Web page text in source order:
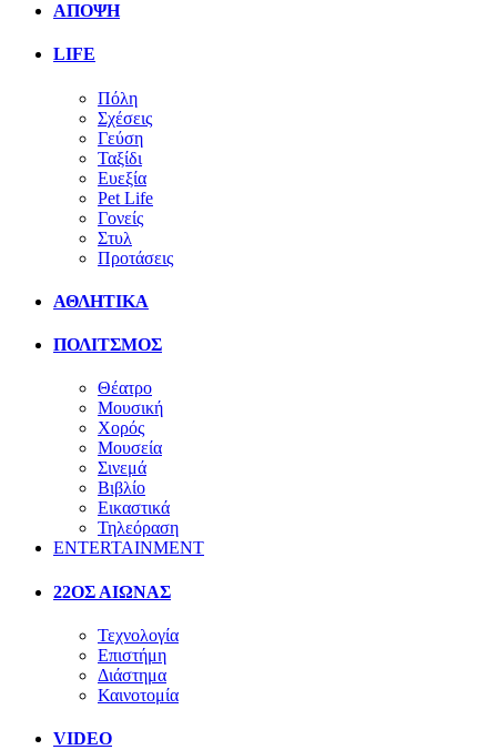
ΑΠΟΨΗ
LIFE
Πόλη
Σχέσεις
Γεύση
Ταξίδι
Ευεξία
Pet Life
Γονείς
Στυλ
Προτάσεις
ΑΘΛΗΤΙΚΑ
ΠΟΛΙΤΣΜΟΣ
Θέατρο
Μουσική
Χορός
Μουσεία
Σινεμά
Βιβλίο
Εικαστικά
Τηλεόραση
ENTERTAINMENT
22ΟΣ ΑΙΩΝΑΣ
Τεχνολογία
Επιστήμη
Διάστημα
Καινοτομία
VIDEO